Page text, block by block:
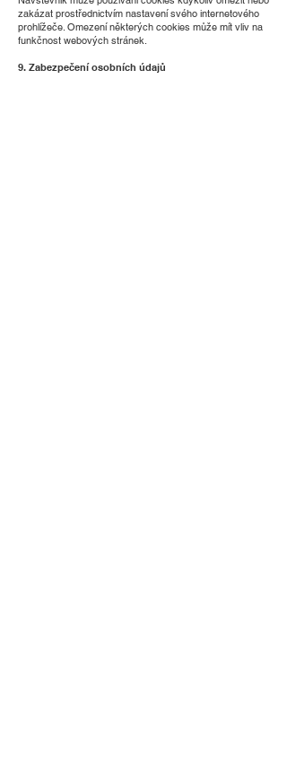
zakázat prostřednictvím nastavení svého internetového
prohlížeče. Omezení některých cookies může mít vliv na
funkčnost webových stránek.
9. Zabezpečení osobních údajů